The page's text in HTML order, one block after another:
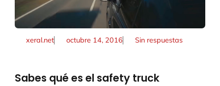
xeral.net octubre 14, 2016 Sin respuestas
Sabes qué es el safety truck